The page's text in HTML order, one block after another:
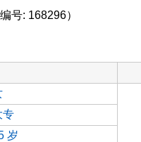
号: 168296）
专
岁